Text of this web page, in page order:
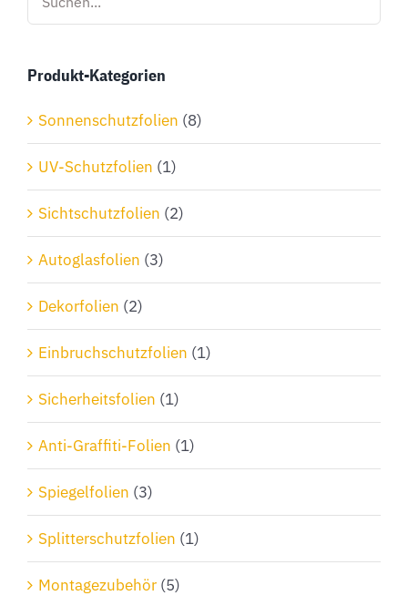
Die
können
Produktseite
gewählt
werden
Produkt-Kategorien
Sonnenschutzfolien (8)
UV-Schutzfolien (1)
Sichtschutzfolien (2)
Autoglasfolien (3)
Dekorfolien (2)
Einbruchschutzfolien (1)
Sicherheitsfolien (1)
Anti-Graffiti-Folien (1)
Spiegelfolien (3)
Splitterschutzfolien (1)
Montagezubehör (5)